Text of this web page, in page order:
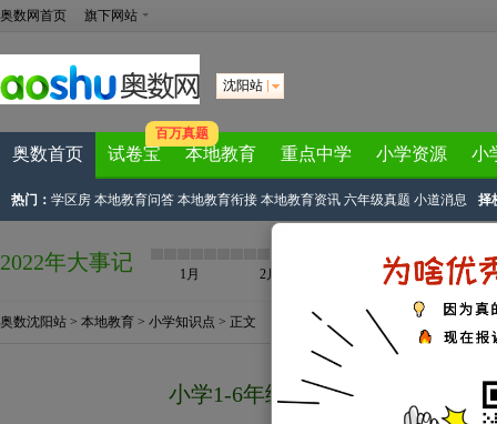
奥数网首页 旗下网站
沈阳站
奥数首页 试卷宝
百万真题
本地教育 重点中学 小学资源 小
热门： 学区房 本地教育问答 本地教育衔接 本地教育资讯 六年级真题 小道消息 择
2022年大事记 1月 2月 4月
奥数沈阳站 > 本地教育 > 小学知识点 > 正文
小学1-6年级语文必背古诗文：《